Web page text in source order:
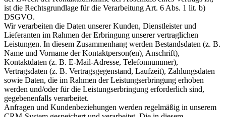
ist die Rechtsgrundlage für die Verarbeitung Art. 6 Abs. 1 lit. b)
DSGVO.
Wir verarbeiten die Daten unserer Kunden, Dienstleister und
Lieferanten im Rahmen der Erbringung unserer vertraglichen
Leistungen. In diesem Zusammenhang werden Bestandsdaten (z. B.
Name und Vorname der Kontaktperson(en), Anschrift),
Kontaktdaten (z. B. E-Mail-Adresse, Telefonnummer),
Vertragsdaten (z. B. Vertragsgegenstand, Laufzeit), Zahlungsdaten
sowie Daten, die im Rahmen der Leistungserbringung erhoben
werden und/oder für die Leistungserbringung erforderlich sind,
gegebenenfalls verarbeitet.
Anfragen und Kundenbeziehungen werden regelmäßig in unserem